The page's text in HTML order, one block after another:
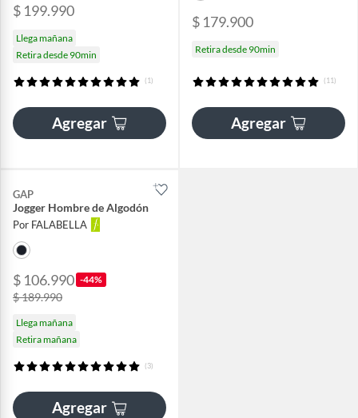
$ 199.990
Llega mañana
Retira desde 90min
(1)
Agregar
$ 179.900
Retira desde 90min
(11)
Agregar
GAP
Jogger Hombre de Algodón
Por FALABELLA
$ 106.990 -44%
$ 189.990
Llega mañana
Retira mañana
(3)
Agregar